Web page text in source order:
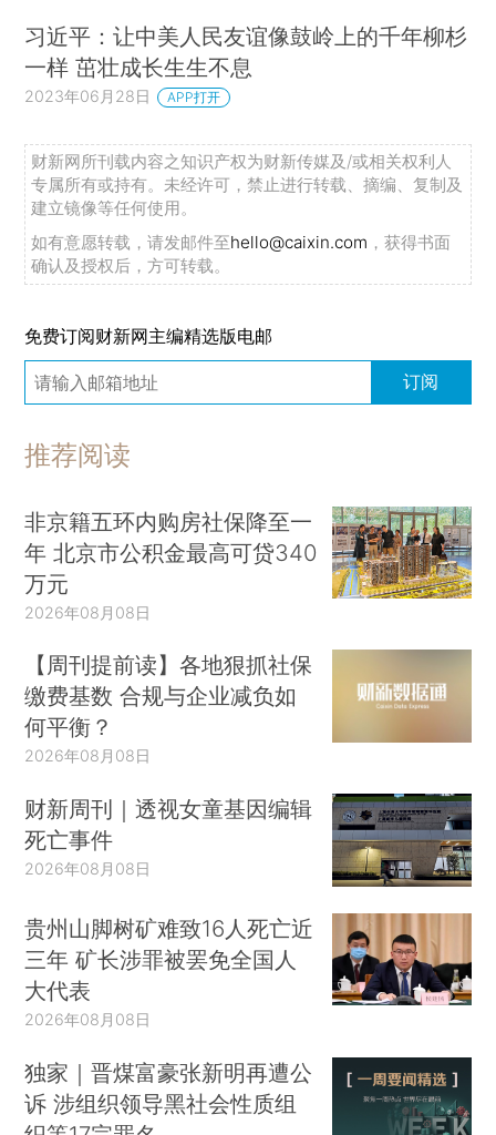
习近平：让中美人民友谊像鼓岭上的千年柳杉
一样 茁壮成长生生不息
2023年06月28日 APP打开
财新网所刊载内容之知识产权为财新传媒及/或相关权利人
专属所有或持有。未经许可，禁止进行转载、摘编、复制及
建立镜像等任何使用。
如有意愿转载，请发邮件至hello@caixin.com ，获得书面
确认及授权后，方可转载。
免费订阅财新网主编精选版电邮
订阅
推荐阅读
非京籍五环内购房社保降至一
年 北京市公积金最高可贷340
万元
2026年08月08日
【周刊提前读】各地狠抓社保
缴费基数 合规与企业减负如
何平衡？
2026年08月08日
财新周刊｜透视女童基因编辑
死亡事件
2026年08月08日
贵州山脚树矿难致16人死亡近
三年 矿长涉罪被罢免全国人
大代表
2026年08月08日
独家｜晋煤富豪张新明再遭公
诉 涉组织领导黑社会性质组